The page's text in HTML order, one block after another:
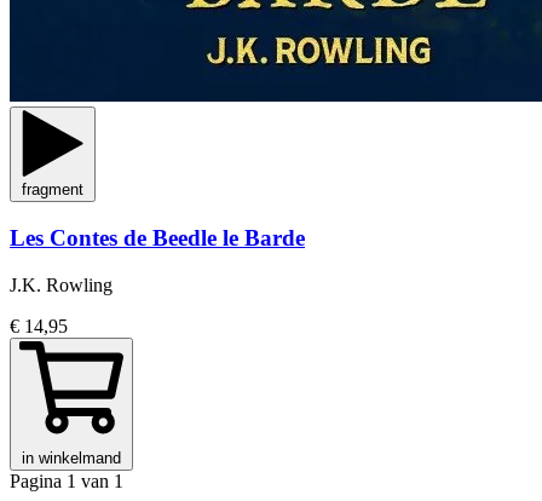
fragment
Les Contes de Beedle le Barde
J.K. Rowling
€ 14,95
in winkelmand
Pagina 1 van 1